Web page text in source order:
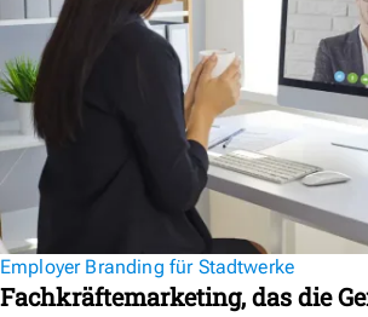
Employer Branding für Stadtwerke
Fachkräftemarketing, das die